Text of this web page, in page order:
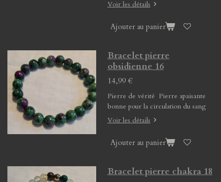
Voir les détails
Ajouter au panier
Bracelet pierre
obsidienne 16
14,99 €
Pierre de vérité Pierre apaisante
bonne pour la circulation du sang
Voir les détails
Ajouter au panier
Bracelet pierre chakra 18